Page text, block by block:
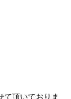
て頂いておりま